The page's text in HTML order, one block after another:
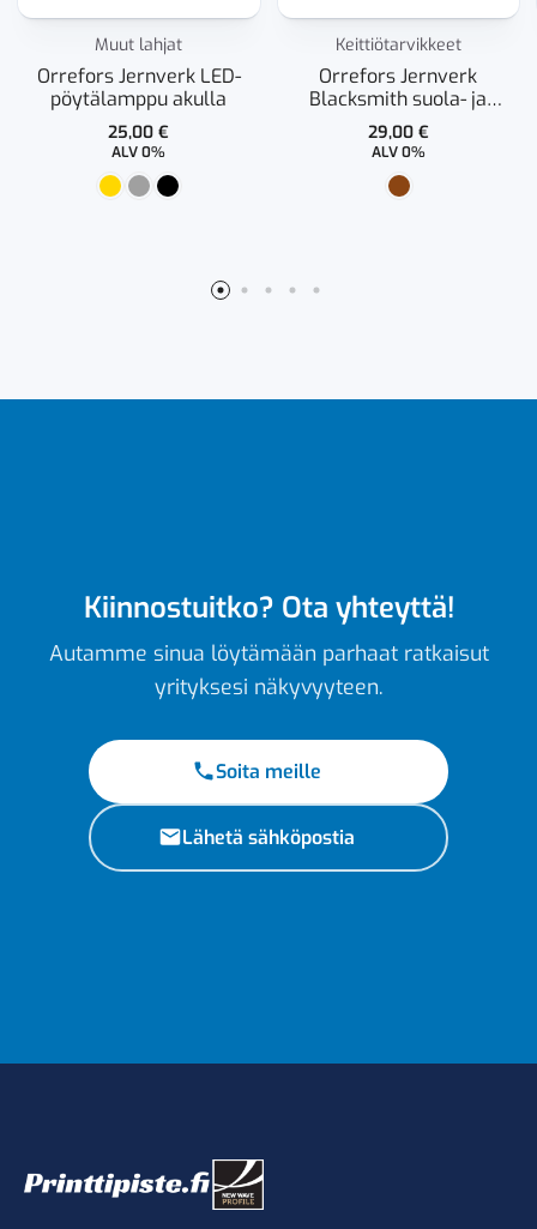
Muut lahjat
Orrefors Jernverk LED-
pöytälamppu akulla
25,00€
ALV 0%
Keittiötarvikkeet
Orrefors Jernverk
Blacksmith suola- ja
pippurimylly
29,00 €
ALV 0%
Kiinnostuitko? Ota yhteyttä!
Autamme sinua löytämään parhaat ratkaisut
yrityksesi näkyvyyteen.
Soita meille
Lähetä sähköpostia